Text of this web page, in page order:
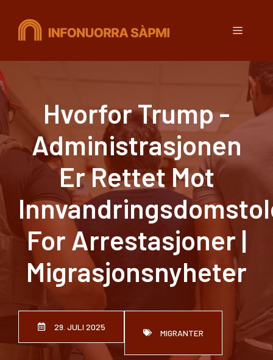
Meny
Hvorfor Trump -
Administrasjonen
Er Rettet Mot
For Arrestasjoner |
Migrasjonsnyheter
29. JULI 2025
MIGRANTER